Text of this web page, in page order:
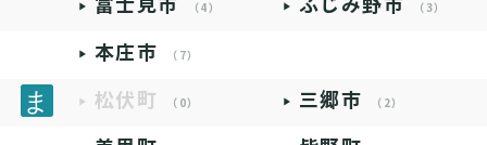
（4） （3）
本庄市 （7）
松伏町 （0） 三郷市 （2）